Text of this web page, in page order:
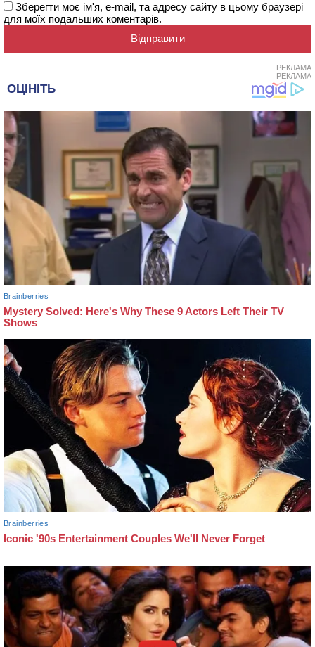
Зберегти моє ім'я, e-mail, та адресу сайту в цьому браузері
для моїх подальших коментарів.
РЕКЛАМА
РЕКЛАМА